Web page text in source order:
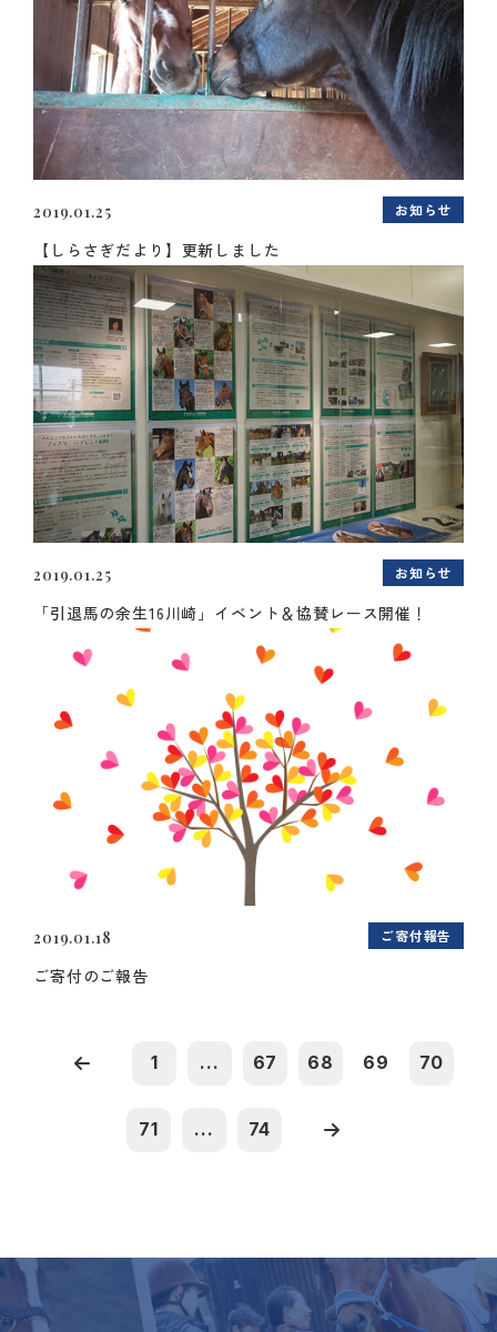
2019.01.25 お知らせ
【しらさぎだより】更新しました
2019.01.25 お知らせ
「引退馬の余生16川崎」イベント＆協賛レース開催！
2019.01.18 ご寄付報告
ご寄付のご報告
1 ... 67 68 69 70
71 ... 74